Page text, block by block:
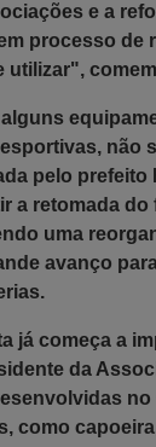
e a
processo de
utilizar",
alguns
não
pelo prefeito
a retomada do
uma
avanço
já começa a
da
como